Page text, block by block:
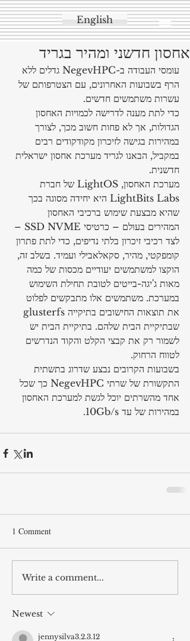
English
אחסון חדשני ומהיר בגריד
עומסי העבודה ב-NegevHPC גדלים ללא
הרף בשבועות האחרונים, עם הצטרפותם של
עשרות משתמשים חדשים.
כדי לתת מענה לדרישה לכמויות האחסון
הגדולות, אך לא פחות חשוב מכך, לצורך
במהירות בגישה לזיכרון מקודקודים רבים
במקביל, הבאנו לגריד מערכת אחסון ישראלית
חדשנית.
מערכת האחסון, LightOS של חברת
LightBits Labs היא יחידה מסוגה בכך
שהיא מבצעת שימוש ברכיבי האחסון
המהירים בעולם – כרטיסי SSD NVME –
לצד רכיבי זיכרון בלתי נדיפים, כדי לתת פתרון
קומפקטי, מהיר, סקאלאבילי ועמיד. בשלב זה,
הוקצו למשתמשים יעודיים מכסות של כמה
מאות ג'יגה-בייטים לטובת תחילת השימוש
במערכת. משתמשים אלו מתבקשים לפלוט
שבתיקיית הבית שלהם. בתיקיית הבית יש
לשמור רק את קבצי הקלט והקוד הנדרשים
לטווח הרחוק.
בשבועות הקרובים נבצע שדרוג בתשתית
התקשורת של שרתי NegevHPC כך שכל
אחד מהשרתים יוכל לגשת למערכת האחסון
במהירות של עד 10Gb/s.
1 Comment
Write a comment...
Newest
jennysilva3.2.3.12